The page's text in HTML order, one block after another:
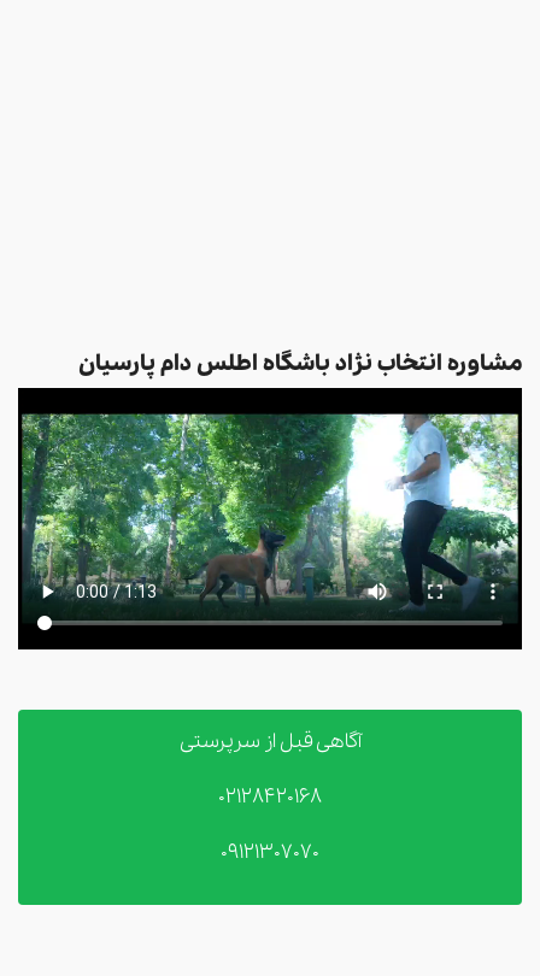
مشاوره انتخاب نژاد باشگاه اطلس دام پارسیان
آگاهی قبل از سرپرستی
02128420168
09121307070